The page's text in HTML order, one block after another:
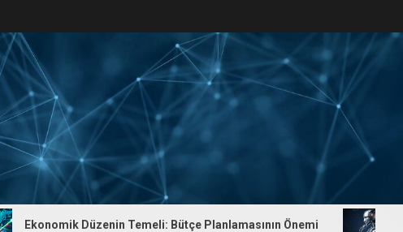
Düzenin Temeli: Bütçe Planlamasının Önemi Dr.